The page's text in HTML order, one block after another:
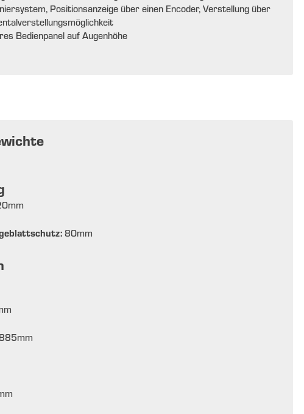
Positionsanzeige über einen Encoder, Verstellung über
Bedienpanel auf Augenhöhe
mm
80mm
mm